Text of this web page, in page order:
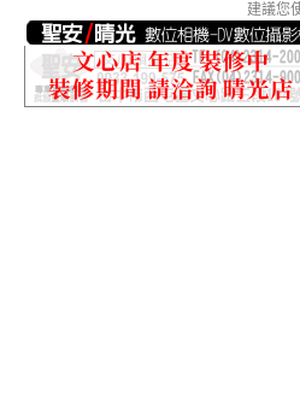
建議您